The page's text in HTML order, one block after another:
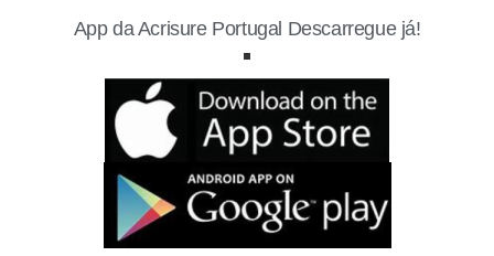
App da Acrisure Portugal Descarregue já!